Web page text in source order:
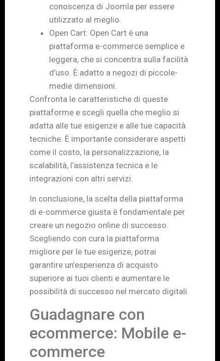
conoscenza di Joomla per essere
utilizzato al meglio.
Open Cart: Open Cart è una
piattaforma e-commerce semplice e
leggera, che si concentra sulla facilità
d’uso. È adatto a negozi di piccole-
medie dimensioni.
Confronta le caratteristiche di queste
piattaforme e scegli quella che meglio si
adatta alle tue esigenze e alle tue capacità
tecniche. È importante considerare aspetti
come il costo, la personalizzazione, la
scalabilità, l’assistenza tecnica e le
integrazioni con altri servizi.
In conclusione, la scelta della piattaforma
di e-commerce giusta è fondamentale per
creare un negozio online di successo.
Scegliendo con cura la piattaforma
migliore per le tue esigenze, potrai
garantire un’esperienza di acquisto
superiore ai tuoi clienti e aumentare le
possibilità di successo nel mercato digitali.
Guadagnare con
ecommerce: Mobile e-
commerce